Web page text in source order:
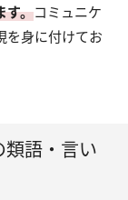
す。コミュニケ
を身に付けてお
類語・言い